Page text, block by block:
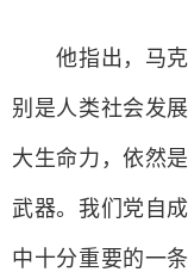
他指出，马克
别是人类社会发
大生命力，依然
武器。我们党自
中十分重要的一